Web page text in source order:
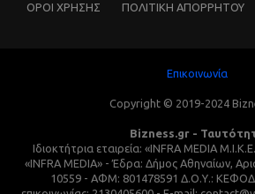
ΌΡΟΙ ΧΡΗΣΗΣ ΠΟΛΙΤΙΚΗ ΑΠΟΡΡΗΤΟΥ
Επικοινωνία
Copyright © 2019-2024
Bizness.gr -
Ιδιοκτήτρια εταιρεία: «INFRA MEDIA
«INFRA MEDIA» - Έδρα: Δήμος Αθηναίων,
10559 - ΑΦΜ: 801478591 Δ.Ο.Υ.: